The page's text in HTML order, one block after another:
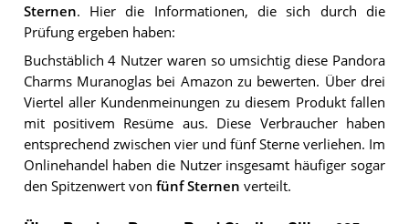
Sternen. Hier die Informationen, die sich durch die
Prüfung ergeben haben:
Buchstäblich 4 Nutzer waren so umsichtig diese Pandora
Charms Muranoglas bei Amazon zu bewerten. Über drei
Viertel aller Kundenmeinungen zu diesem Produkt fallen
mit positivem Resüme aus. Diese Verbraucher haben
entsprechend zwischen vier und fünf Sterne verliehen. Im
Onlinehandel haben die Nutzer insgesamt häufiger sogar
den Spitzenwert von fünf Sternen verteilt.